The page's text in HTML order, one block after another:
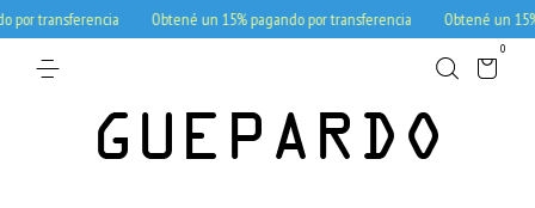
transferencia Obtené un 15% pagando por transferencia Obtené un 15%
0